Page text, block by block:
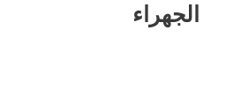
الجهراء